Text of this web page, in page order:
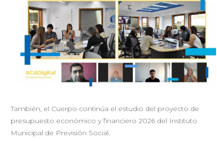
También, el Cuerpo continúa el estudio del proyecto de
presupuesto económico y financiero 2026 del Instituto
Municipal de Previsión Social.